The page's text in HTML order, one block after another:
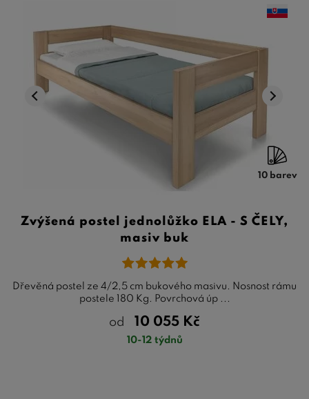
10 barev
Zvýšená postel jednolůžko ELA - S ČELY,
masiv buk
Dřevěná postel ze 4/2,5 cm bukového masivu. Nosnost rámu
postele 180 Kg. Povrchová úp ...
od 10 055 Kč
10-12 týdnů